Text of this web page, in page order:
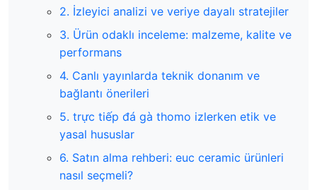
2. İzleyici analizi ve veriye dayalı stratejiler
3. Ürün odaklı inceleme: malzeme, kalite ve
performans
4. Canlı yayınlarda teknik donanım ve
bağlantı önerileri
5. trực tiếp đá gà thomo izlerken etik ve
yasal hususlar
6. Satın alma rehberi: euc ceramic ürünleri
nasıl seçmeli?